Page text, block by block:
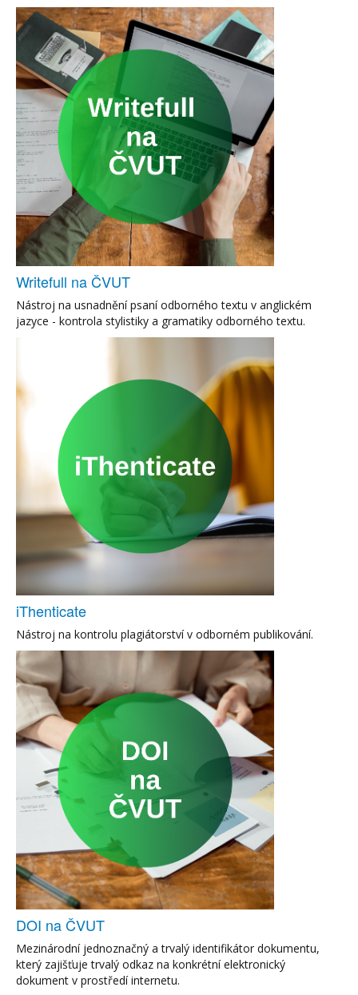
Writefull na ČVUT
Nástroj na usnadnění psaní odborného textu v anglickém
jazyce - kontrola stylistiky a gramatiky odborného textu.
iThenticate
Nástroj na kontrolu plagiátorství v odborném publikování.
DOI na ČVUT
Mezinárodní jednoznačný a trvalý identifikátor dokumentu,
který zajišťuje trvalý odkaz na konkrétní elektronický
dokument v prostředí internetu.